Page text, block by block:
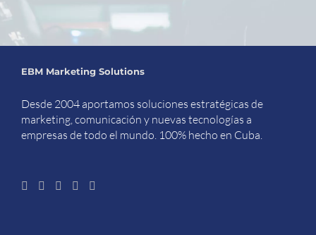
EBM Marketing Solutions
Desde 2004 aportamos soluciones estratégicas de
marketing, comunicación y nuevas tecnologías a
empresas de todo el mundo. 100% hecho en Cuba.